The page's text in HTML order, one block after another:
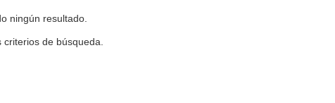
ningún resultado.
criterios de búsqueda.